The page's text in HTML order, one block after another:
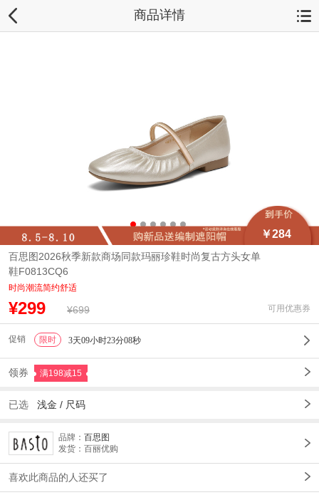
商品详情
￥284
百思图2026秋季新款商场同款玛丽珍鞋时尚复古方头女单
鞋F0813CQ6
时尚潮流简约舒适
¥299 ¥699 可用优惠券
促销 限时 3天09小时23分05秒
领券 满198减15
已选 浅金 / 尺码
品牌： 百思图
发货：百丽优购
喜欢此商品的人还买了